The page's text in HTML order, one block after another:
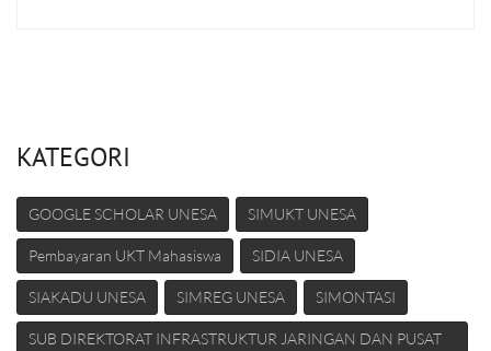
KATEGORI
GOOGLE SCHOLAR UNESA SIMUKT UNESA
Pembayaran UKT Mahasiswa SIDIA UNESA
SIAKADU UNESA SIMREG UNESA SIMONTASI
SUB DIREKTORAT INFRASTRUKTUR JARINGAN DAN PUSAT